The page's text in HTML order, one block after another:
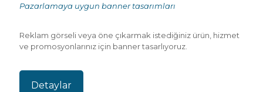
Pazarlamaya uygun banner tasarımları
Reklam görseli veya öne çıkarmak istediğiniz ürün, hizmet
ve promosyonlarınız için banner tasarlıyoruz.
Detaylar